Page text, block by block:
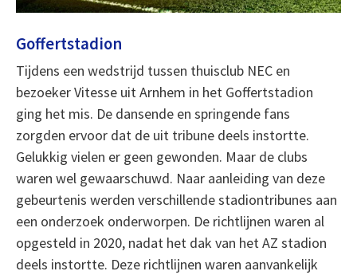
Goffertstadion
Tijdens een wedstrijd tussen thuisclub NEC en
bezoeker Vitesse uit Arnhem in het Goffertstadion
ging het mis. De dansende en springende fans
zorgden ervoor dat de uit tribune deels instortte.
Gelukkig vielen er geen gewonden. Maar de clubs
waren wel gewaarschuwd. Naar aanleiding van deze
gebeurtenis werden verschillende stadiontribunes aan
een onderzoek onderworpen. De richtlijnen waren al
opgesteld in 2020, nadat het dak van het AZ stadion
deels instortte. Deze richtlijnen waren aanvankelijk